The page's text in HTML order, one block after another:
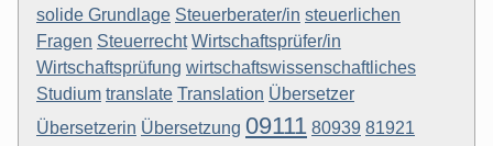
solide Grundlage Steuerberater/in steuerlichen
Fragen Steuerrecht Wirtschaftsprüfer/in
Wirtschaftsprüfung wirtschaftswissenschaftliches
Studium translate Translation Übersetzer
Übersetzerin Übersetzung 09111 80939 81921